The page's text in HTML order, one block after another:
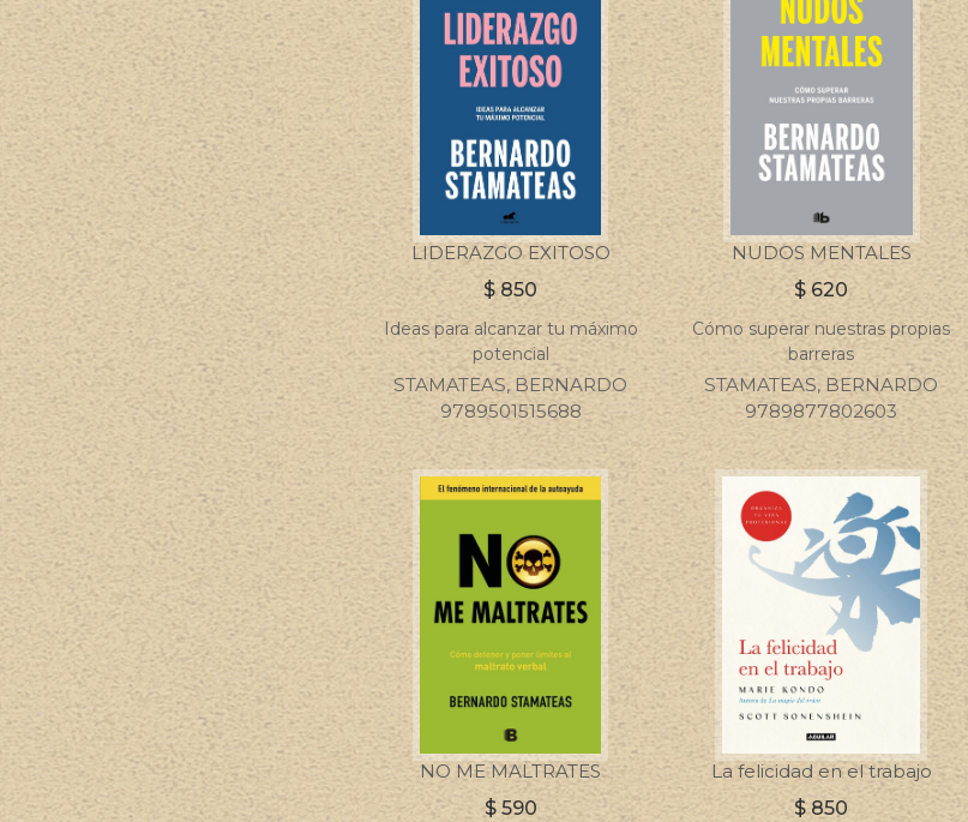
LIDERAZGO EXITOSO
$850
Ideas para alcanzar tu máximo
potencial
STAMATEAS, BERNARDO
9789501515688
NUDOS MENTALES
$ 620
Cómo superar nuestras propias
barreras
STAMATEAS, BERNARDO
9789877802603
NO ME MALTRATES
$ 590
La felicidad en el trabajo
$850